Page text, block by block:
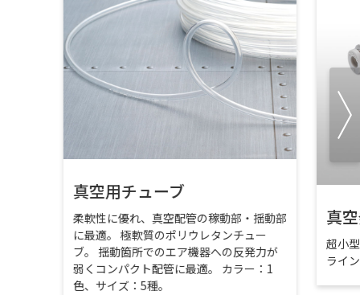
真空用チューブ
柔軟性に優れ、真空配管の稼動部・揺動部
に最適。 極軟質のポリウレタンチュー
ブ。 揺動箇所でのエア機器への反発力が
弱くコンパクト配管に最適。 カラー：1
色、サイズ：5種。
真
超小
ライ